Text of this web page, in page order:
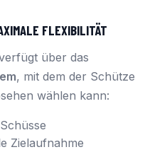
FLEXIBILITÄT
über das
, mit dem der Schütze
wählen kann:
Zielaufnahme